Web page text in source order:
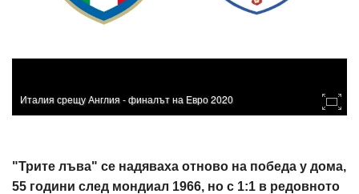
Италия срещу Англия - финалът на Евро 2020
"Трите лъва" се надяваха отново на победа у дома,
55 години след мондиал 1966, но с 1:1 в редовното